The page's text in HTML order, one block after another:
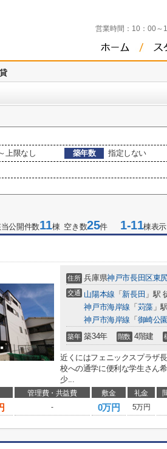
営業時間： 10：00～
上限なし 築年数
指定しない
公開件数11棟 空き数25件1-11棟表示
住所 兵庫県神戸市長田区東
交通 山陽本線 「 新長田 」駅
神戸市海岸線 「 苅藻」
神戸市海岸線 「 御崎公園
築年 築34年 階数 4階建
近くにはフェニックスプラザ
校への通学に便利な学生さん
少...
管理費・共益費 敷金 礼金
- 0万円 5万円